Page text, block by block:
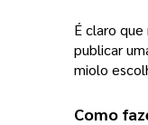
É claro
publicar
miolo
Como